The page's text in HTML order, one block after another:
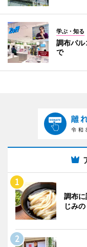
学ぶ・知る
調布パ
で
調布
じみ